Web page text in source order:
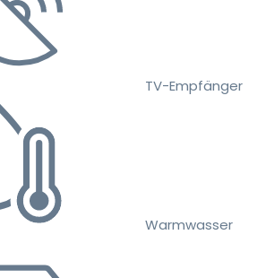
TV-Empfänger
Warmwasser